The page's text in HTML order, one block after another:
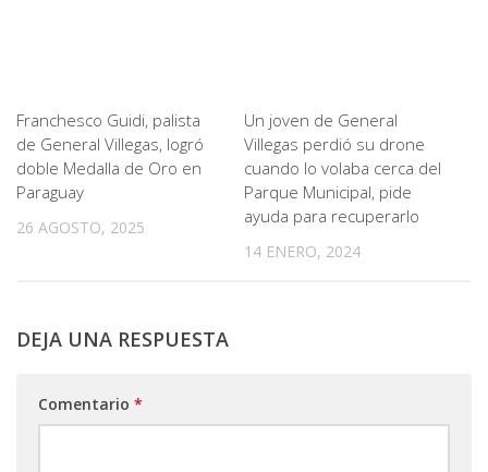
Franchesco Guidi, palista
de General Villegas, logró
doble Medalla de Oro en
Paraguay
26 AGOSTO, 2025
Un joven de General
Villegas perdió su drone
cuando lo volaba cerca del
Parque Municipal, pide
ayuda para recuperarlo
14 ENERO, 2024
DEJA UNA RESPUESTA
Comentario *